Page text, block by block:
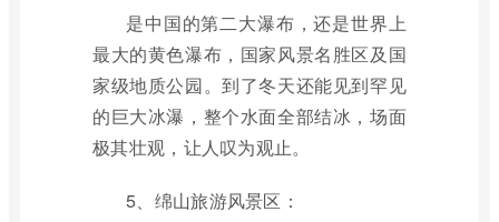
是中国的第二大瀑布，还是世界上
最大的黄色瀑布，国家风景名胜区及国
家级地质公园。到了冬天还能见到罕见
的巨大冰瀑，整个水面全部结冰，场面
极其壮观，让人叹为观止。
5、绵山旅游风景区：